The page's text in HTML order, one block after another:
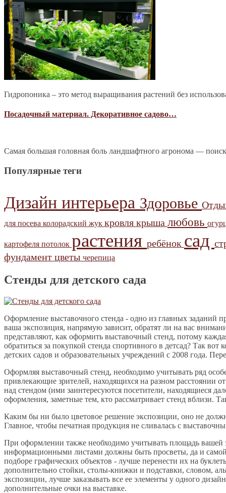
Гидропоника – это метод выращивания растений без
Посадочный материал. Декоративное садово…
Самая большая головная боль ландшафтного агронома —
Популярные теги
Дизайн интерьера Здоровье
для посева колорадский жук кровля крыша любовь
картофеля потолок растения ребёнок сад
фундамент цветы черепица
Стенды для детского сада
Оформление выставочного стенда - одно из главных заданий
ваша экспозиция, напрямую зависит, обратят ли на вас
представляют, как оформить выставочный стенд, потому
обратиться за покупкой стенда спортивного в детсад? Так
детских садов и образовательных учреждений с 2008 года.
Оформляя выставочный стенд, необходимо учитывать ряд
привлекающие зрителей, находящихся на разном расстоянии
над стендом (ими заинтересуются посетители, находящиеся
оформления, заметные тем, кто рассматривает стенд вблизи.
Каким бы ни было цветовое решение экспозиции, оно не
Главное, чтобы печатная продукция не сливалась с
При оформлении также необходимо учитывать площадь
информационными листами должны быть просветы, да и
подборе графических объектов - лучше перенести их на
дополнительно стойки, столы-книжки и подставки, словом,
экспозиции, лучше заказывать все ее элементы у одного
дополнительные очки на выставке.